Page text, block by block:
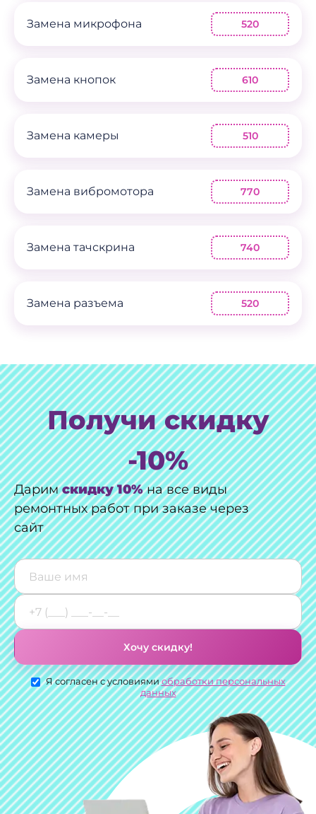
Замена микрофона 520
Замена кнопок 610
Замена камеры 510
Замена вибромотора 770
Замена тачскрина 740
Замена разъема 520
Получи скидку
-10%
Даримскидку 10%на все виды
ремонтных работ при заказе через
сайт
Хочу скидку!
Я согласен с условиямиобработки персональных
данных